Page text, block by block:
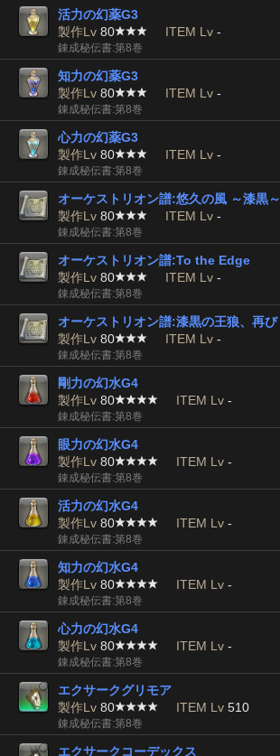
活力の幻薬G3
製作Lv 80 ITEM Lv -
錬成秘伝書:第8巻
知力の幻薬G3
製作Lv 80 ITEM Lv -
錬成秘伝書:第8巻
心力の幻薬G3
製作Lv 80 ITEM Lv -
錬成秘伝書:第8巻
オーケストリオン譜:悠久の風 ～漆黒～
製作Lv 80 ITEM Lv -
錬成秘伝書:第8巻
オーケストリオン譜:To the Edge
製作Lv 80 ITEM Lv -
錬成秘伝書:第8巻
オーケストリオン譜:漆黒の王狼、再び
製作Lv 80 ITEM Lv -
錬成秘伝書:第8巻
剛力の幻水G4
製作Lv 80 ITEM Lv -
錬成秘伝書:第8巻
眼力の幻水G4
製作Lv 80 ITEM Lv -
錬成秘伝書:第8巻
活力の幻水G4
製作Lv 80 ITEM Lv -
錬成秘伝書:第8巻
知力の幻水G4
製作Lv 80 ITEM Lv -
錬成秘伝書:第8巻
心力の幻水G4
製作Lv 80 ITEM Lv -
錬成秘伝書:第8巻
エクサークグリモア
製作Lv 80 ITEM Lv 510
錬成秘伝書:第8巻
エクサークコーデックス